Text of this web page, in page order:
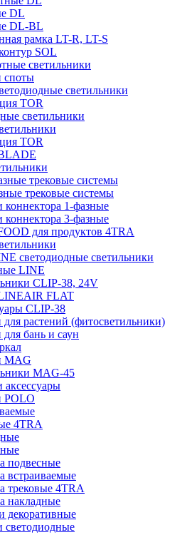
DL
DL-BL
рамка LT-R, LT-S
SOL
светильники
споты
светильники
TOR
светильники
TOR
трековые системы
трековые системы
коннектора 1-фазные
коннектора 3-фазные
для продуктов 4TRA
светодиодные светильники
LINE
CLIP-38, 24V
FLAT
CLIP-38
растений (фитосветильники)
бань и саун
MAG
MAG-45
аксессуары
POLO
4TRA
подвесные
встраиваемые
трековые 4TRA
накладные
декоративные
светодиодные